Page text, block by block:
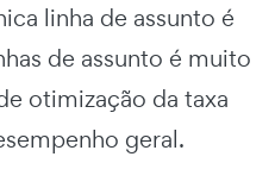
linha de assunto é
de assunto é muito
otimização da taxa
geral.